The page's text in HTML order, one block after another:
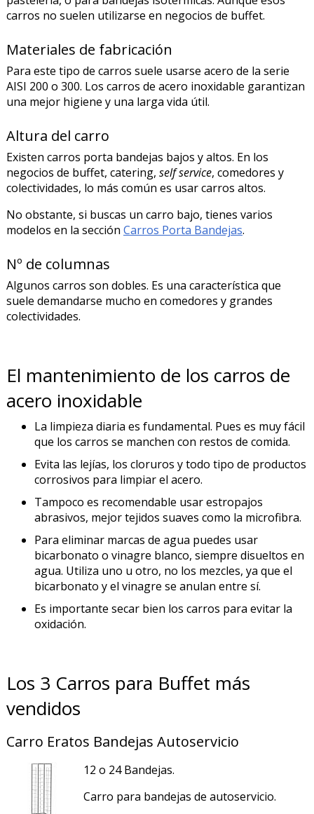
carros no suelen utilizarse en negocios de buffet.
Materiales de fabricación
Para este tipo de carros suele usarse acero de la serie
AISI 200 o 300. Los carros de acero inoxidable garantizan
una mejor higiene y una larga vida útil.
Altura del carro
Existen carros porta bandejas bajos y altos. En los
negocios de buffet, catering, self service, comedores y
colectividades, lo más común es usar carros altos.
No obstante, si buscas un carro bajo, tienes varios
modelos en la sección Carros Porta Bandejas.
Nº de columnas
Algunos carros son dobles. Es una característica que
suele demandarse mucho en comedores y grandes
colectividades.
El mantenimiento de los carros de
acero inoxidable
La limpieza diaria es fundamental. Pues es muy fácil
que los carros se manchen con restos de comida.
Evita las lejías, los cloruros y todo tipo de productos
corrosivos para limpiar el acero.
Tampoco es recomendable usar estropajos
abrasivos, mejor tejidos suaves como la microfibra.
Para eliminar marcas de agua puedes usar
bicarbonato o vinagre blanco, siempre disueltos en
agua. Utiliza uno u otro, no los mezcles, ya que el
bicarbonato y el vinagre se anulan entre sí.
Es importante secar bien los carros para evitar la
oxidación.
Los 3 Carros para Buffet más
vendidos
Carro Eratos Bandejas Autoservicio
12 o 24 Bandejas.
Carro para bandejas de autoservicio.